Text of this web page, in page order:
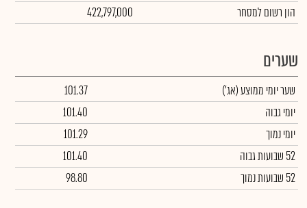
הון רשום למסחר
422,797,000
שערים
שער יומי ממוצע(אג')
101.37
יומי גבוה
101.40
יומי נמוך
101.29
52 שבועות גבוה
101.40
52 שבועות נמוך
98.80